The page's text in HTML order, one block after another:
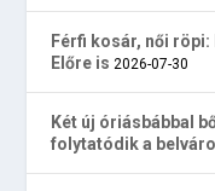
Férfi kosár, női
Előre is 2026-07-30
Két új óriásbábbal
folytatódik a